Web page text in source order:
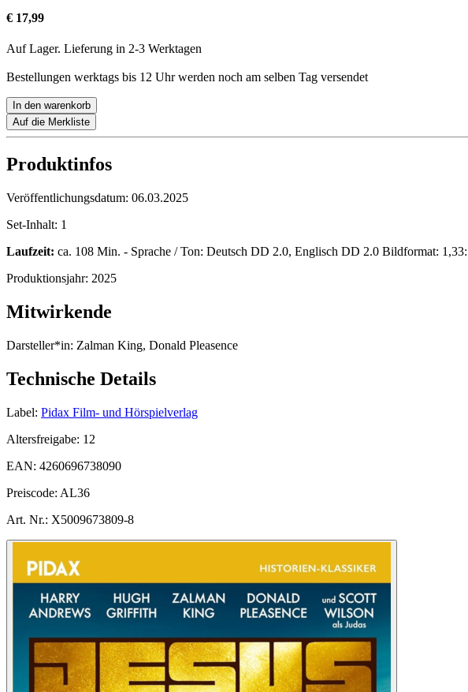
€ 17,99
Auf Lager. Lieferung in 2-3 Werktagen
Bestellungen werktags bis 12 Uhr werden noch am selben Tag versendet
In den warenkorb
Auf die Merkliste
Produktinfos
Veröffentlichungsdatum: 06.03.2025
Set-Inhalt: 1
Laufzeit: ca. 108 Min. - Sprache / Ton: Deutsch DD 2.0, Englisch DD 2.0 Bildformat:
Produktionsjahr: 2025
Mitwirkende
Darsteller*in: Zalman King, Donald Pleasence
Technische Details
Label: Pidax Film- und Hörspielverlag
Altersfreigabe: 12
EAN: 4260696738090
Preiscode: AL36
Art. Nr.: X5009673809-8